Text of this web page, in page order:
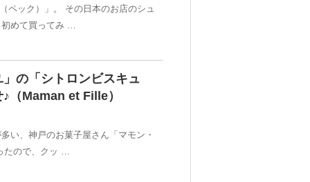
ペック）」。 その日本のお店のシュ
初めて買ってみ …
の「シトロンビスキュ
（Maman et Fille）
い、神戸のお菓子屋さん​「マモン・
たので、クッ …